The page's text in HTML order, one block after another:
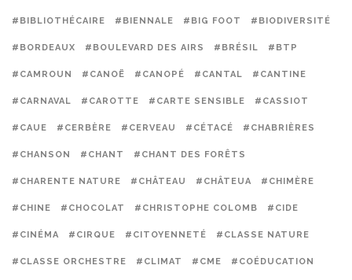
#BIBLIOTHÉCAIRE #BIENNALE #BIG FOOT #BIODIVERSITÉ
#BORDEAUX #BOULEVARD DES AIRS #BRÉSIL #BTP
#CAMROUN #CANOË #CANOPÉ #CANTAL #CANTINE
#CARNAVAL #CAROTTE #CARTE SENSIBLE #CASSIOT
#CAUE #CERBÈRE #CERVEAU #CÉTACÉ #CHABRIÈRES
#CHANSON #CHANT #CHANT DES FORÊTS
#CHARENTE NATURE #CHÂTEAU #CHÂTEUA #CHIMÈRE
#CHINE #CHOCOLAT #CHRISTOPHE COLOMB #CIDE
#CINÉMA #CIRQUE #CITOYENNETÉ #CLASSE NATURE
#CLASSE ORCHESTRE #CLIMAT #CME #COÉDUCATION